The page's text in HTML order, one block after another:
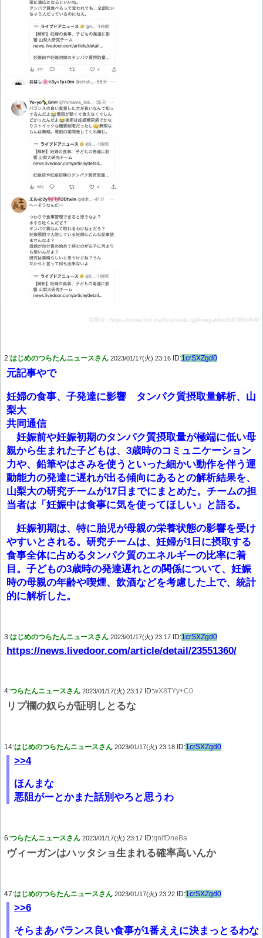
引用元：https://nova.5ch.net/test/read.cgi/livegalileo/1673964946/
2:はじめのつらたんニュースさん 2023/01/17(火) 23:16 ID:1crSXZgd0
元記事やで
妊婦の食事、子発達に影響 タンパク質摂取量解析、山
梨大
共同通信
妊娠前や妊娠初期のタンパク質摂取量が極端に低い母
親から生まれた子どもは、3歳時のコミュニケーション
力や、鉛筆やはさみを使うといった細かい動作を伴う運
動能力の発達に遅れが出る傾向にあるとの解析結果を、
山梨大の研究チームが17日までにまとめた。チームの担
当者は「妊娠中は食事に気を使ってほしい」と語る。
妊娠初期は、特に胎児が母親の栄養状態の影響を受け
やすいとされる。研究チームは、妊婦が1日に摂取する
食事全体に占めるタンパク質のエネルギーの比率に着
目。子どもの3歳時の発達遅れとの関係について、妊娠
時の母親の年齢や喫煙、飲酒などを考慮した上で、統計
的に解析した。
3:はじめのつらたんニュースさん 2023/01/17(火) 23:17 ID:1crSXZgd0
https://news.livedoor.com/article/detail/23551360/
4:つらたんニュースさん 2023/01/17(火) 23:17 ID:wX8TYy+C0
リプ欄の奴らが証明しとるな
14:はじめのつらたんニュースさん 2023/01/17(火) 23:18 ID:1crSXZgd0
>>4
ほんまな
悪阻がーとかまた話別やろと思うわ
6:つらたんニュースさん 2023/01/17(火) 23:17 ID:qnlfDneBa
ヴィーガンはハッタショ生まれる確率高いんか
47:はじめのつらたんニュースさん 2023/01/17(火) 23:22 ID:1crSXZgd0
>>6
そらまあバランス良い食事が1番ええに決まっとるわな